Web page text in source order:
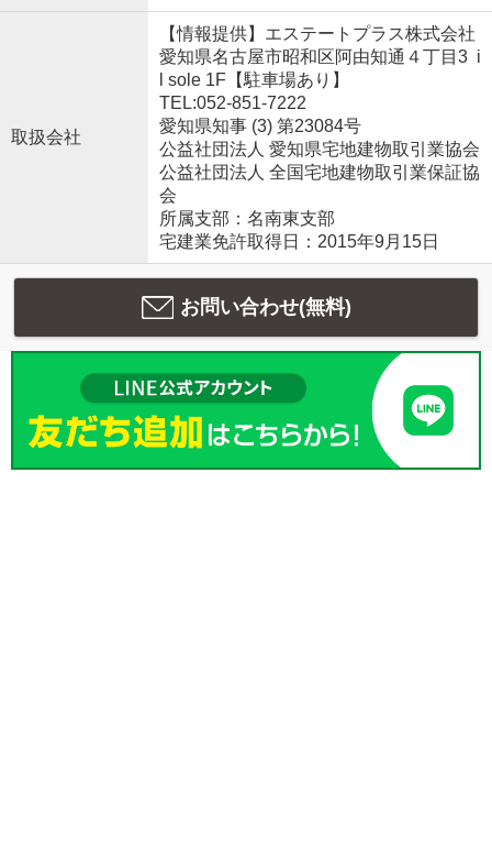
取扱会社
【情報提供】エステートプラス株式会社
愛知県名古屋市昭和区阿由知通４丁目3 i
l sole 1F【駐車場あり】
TEL:052-851-7222
愛知県知事 (3) 第23084号
公益社団法人 愛知県宅地建物取引業協会
公益社団法人 全国宅地建物取引業保証協
会
所属支部：名南東支部
宅建業免許取得日：2015年9月15日
お問い合わせ(無料)